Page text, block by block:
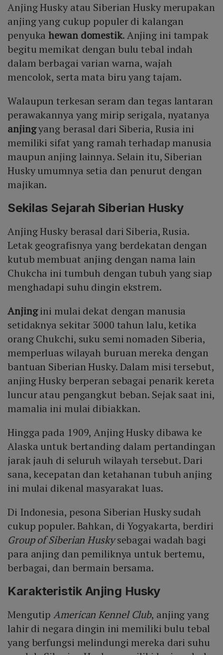
Anjing Husky atau Siberian Husky merupakan
anjing yang cukup populer di kalangan
penyukahewan domestik. Anjing ini tampak
begitu memikat dengan bulu tebal indah
dalam berbagai varian warna, wajah
mencolok, serta mata biru yang tajam.
Walaupun terkesan seram dan tegas lantaran
perawakannya yang mirip serigala, nyatanya
anjingyang berasal dari Siberia, Rusia ini
memiliki sifat yang ramah terhadap manusia
maupun anjing lainnya. Selain itu, Siberian
Husky umumnya setia dan penurut dengan
majikan.
Sekilas Sejarah Siberian Husky
Anjing Husky berasal dari Siberia, Rusia.
Letak geografisnya yang berdekatan dengan
kutub membuat anjing dengan nama lain
Chukcha ini tumbuh dengan tubuh yang siap
menghadapi suhu dingin ekstrem.
Anjingini mulai dekat dengan manusia
setidaknya sekitar 3000 tahun lalu, ketika
orang Chukchi, suku semi nomaden Siberia,
memperluas wilayah buruan mereka dengan
bantuan Siberian Husky. Dalam misi tersebut,
anjing Husky berperan sebagai penarik kereta
luncur atau pengangkut beban. Sejak saat ini,
mamalia ini mulai dibiakkan.
Hingga pada 1909, Anjing Husky dibawa ke
Alaska untuk bertanding dalam pertandingan
jarak jauh di seluruh wilayah tersebut. Dari
sana, kecepatan dan ketahanan tubuh anjing
ini mulai dikenal masyarakat luas.
Di Indonesia, pesona Siberian Husky sudah
cukup populer. Bahkan, di Yogyakarta, berdiri
Group of Siberian Huskysebagai wadah bagi
para anjing dan pemiliknya untuk bertemu,
berbagai, dan bermain bersama.
Karakteristik Anjing Husky
MengutipAmerican Kennel Club, anjing yang
lahir di negara dingin ini memiliki bulu tebal
yang berfungsi melindungi mereka dari suhu